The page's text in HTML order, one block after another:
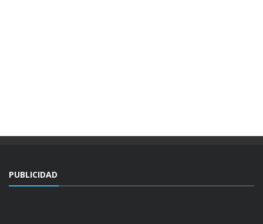
PUBLICIDAD